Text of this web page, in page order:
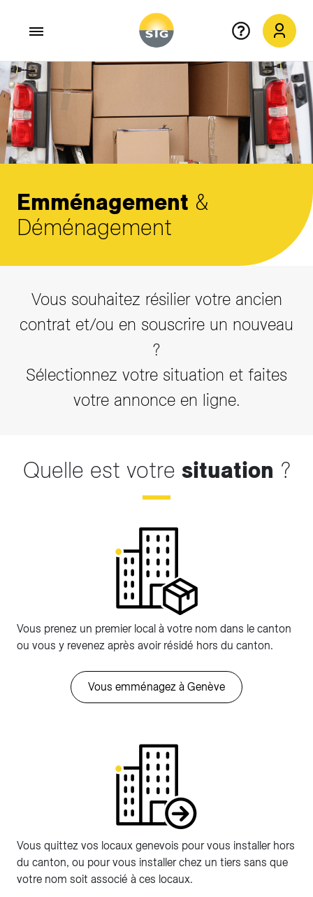
Aller au contenu principal
Emménagement &
Déménagement
Vous souhaitez résilier votre ancien
contrat et/ou en souscrire un nouveau
?
Sélectionnez votre situation et faites
votre annonce en ligne.
Quelle est votre situation ?
Vous prenez un premier local à votre nom dans le canton
ou vous y revenez après avoir résidé hors du canton.
Vous emménagez à Genève
Vous quittez vos locaux genevois pour vous installer hors
du canton, ou pour vous installer chez un tiers sans que
votre nom soit associé à ces locaux.